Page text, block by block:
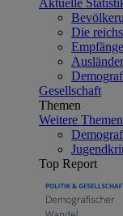
Die
Gesellschaft
Themen
Weitere Themen
Top Report